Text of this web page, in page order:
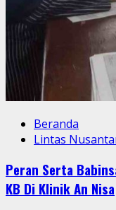
Beranda
Lintas
Peran Serta
KB Di Klinik An Nisa